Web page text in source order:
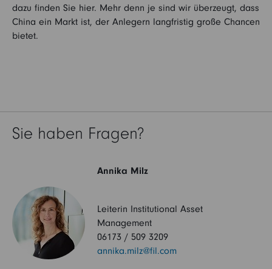
dazu finden Sie hier. Mehr denn je sind wir überzeugt, dass
China ein Markt ist, der Anlegern langfristig große Chancen
bietet.
Sie haben Fragen?
Annika Milz
Leiterin Institutional Asset
Management
06173 / 509 3209
annika.milz@fil.com